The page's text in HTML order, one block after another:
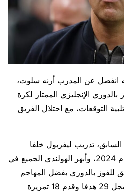
انفصل عن المدرب أرنه سلوت،
الإنجليزي الممتاز لكرة
التوقعات، مع احتلال الفريق
تدريب ليفربول خلفا
للألماني يورجن كلوب في عام 2024، وأبهر الهولندي الجميع في
للفوز بالدوري بفضل المهاجم
المصري محمد صلاح الذي سجل 29 هدفا وقدم 18 تمريرة